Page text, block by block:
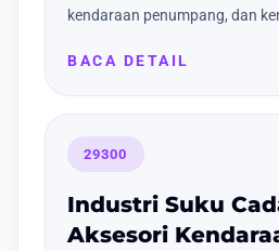
kendaraan penumpang, dan
BACA DETAIL
29300
Industri Suku
Aksesori